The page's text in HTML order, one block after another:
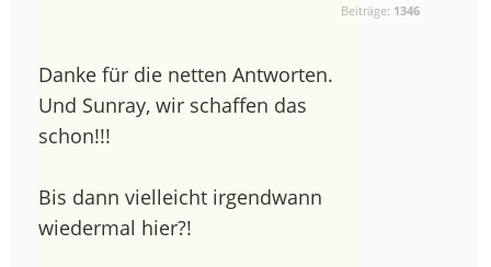
Beiträge: 1346
Danke für die netten Antworten.
Und Sunray, wir schaffen das
schon!!!
Bis dann vielleicht irgendwann
wiedermal hier?!